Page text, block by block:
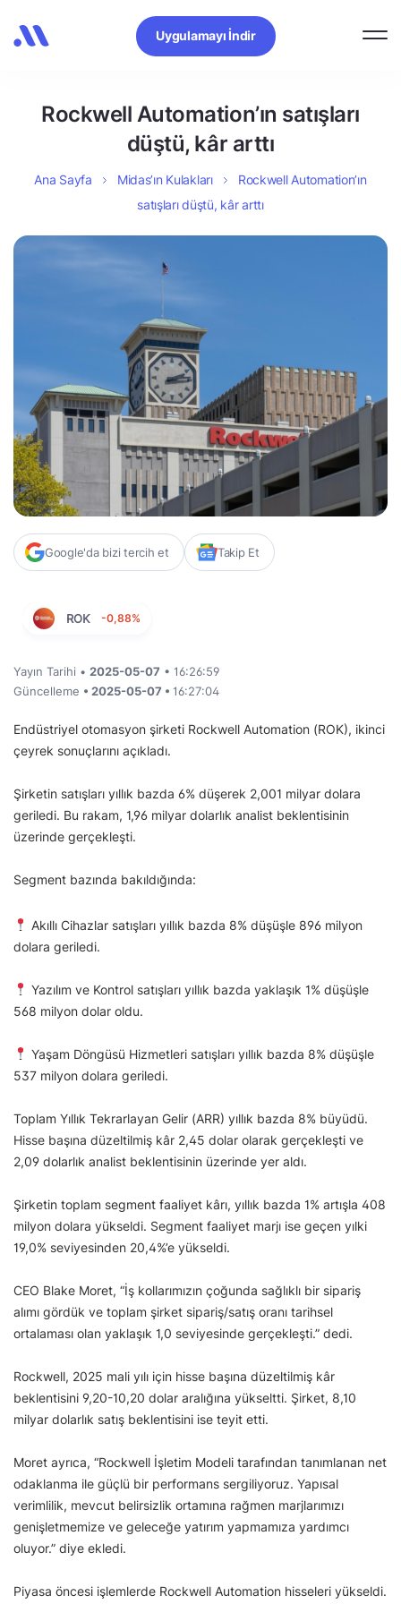
Uygulamayı İndir
Rockwell Automation’ın satışları
düştü, kâr arttı
Ana Sayfa Midas’ın Kulakları
Rockwell Automation’ın
satışları düştü, kâr arttı
Google'da bizi tercih et Takip Et
ROK -0,88%
Yayın Tarihi • 2025-05-07 • 16:26:59
Güncelleme • 2025-05-07 • 16:27:04
Endüstriyel otomasyon şirketi Rockwell Automation (ROK), ikinci
çeyrek sonuçlarını açıkladı.
Şirketin satışları yıllık bazda 6% düşerek 2,001 milyar dolara
geriledi. Bu rakam, 1,96 milyar dolarlık analist beklentisinin
üzerinde gerçekleşti.
Segment bazında bakıldığında:
Akıllı Cihazlar satışları yıllık bazda 8% düşüşle 896 milyon
dolara geriledi.
Yazılım ve Kontrol satışları yıllık bazda yaklaşık 1% düşüşle
568 milyon dolar oldu.
Yaşam Döngüsü Hizmetleri satışları yıllık bazda 8% düşüşle
537 milyon dolara geriledi.
Toplam Yıllık Tekrarlayan Gelir (ARR) yıllık bazda 8% büyüdü.
Hisse başına düzeltilmiş kâr 2,45 dolar olarak gerçekleşti ve
2,09 dolarlık analist beklentisinin üzerinde yer aldı.
Şirketin toplam segment faaliyet kârı, yıllık bazda 1% artışla 408
milyon dolara yükseldi. Segment faaliyet marjı ise geçen yılki
19,0% seviyesinden 20,4%’e yükseldi.
CEO Blake Moret, “İş kollarımızın çoğunda sağlıklı bir sipariş
alımı gördük ve toplam şirket sipariş/satış oranı tarihsel
ortalaması olan yaklaşık 1,0 seviyesinde gerçekleşti.” dedi.
Rockwell, 2025 mali yılı için hisse başına düzeltilmiş kâr
beklentisini 9,20-10,20 dolar aralığına yükseltti. Şirket, 8,10
milyar dolarlık satış beklentisini ise teyit etti.
Moret ayrıca, “Rockwell İşletim Modeli tarafından tanımlanan net
odaklanma ile güçlü bir performans sergiliyoruz. Yapısal
verimlilik, mevcut belirsizlik ortamına rağmen marjlarımızı
genişletmemize ve geleceğe yatırım yapmamıza yardımcı
oluyor.” diye ekledi.
Piyasa öncesi işlemlerde Rockwell Automation hisseleri yükseldi.